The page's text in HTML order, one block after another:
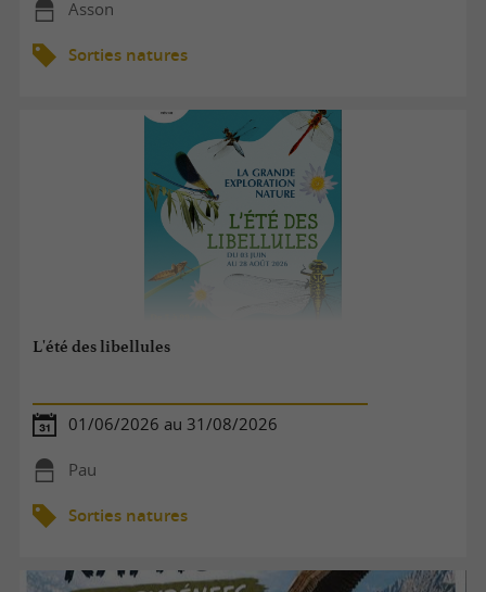
Asson
Sorties natures
L'été des libellules
01/06/2026 au 31/08/2026
Pau
Sorties natures